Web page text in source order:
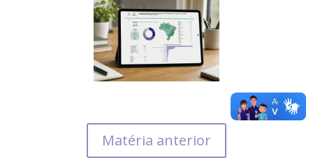
Matéria anterior